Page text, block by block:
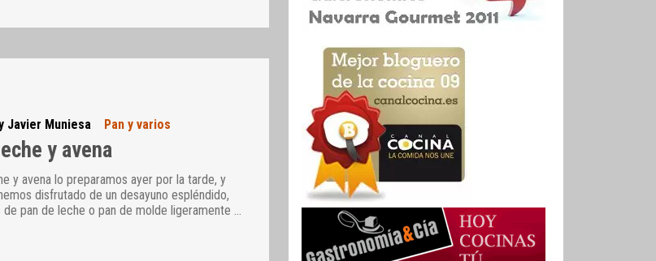
Javier Muniesa Pan y varios
y avena
y avena lo preparamos ayer por la tarde, y
disfrutado de un desayuno espléndido,
de pan de leche o pan de molde ligeramente …